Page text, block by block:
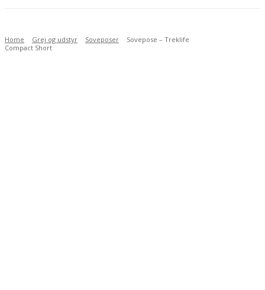
Home Grej og udstyr Soveposer
Sovepose – Treklife
Compact Short